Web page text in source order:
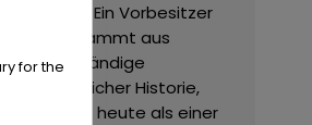
Ein Vorbesitzer
stammt aus
eine vollständige
Historie,
und gilt heute als einer
for the